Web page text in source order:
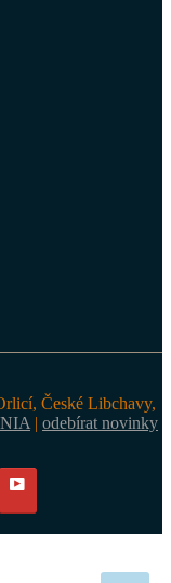
České Libchavy,
| odebírat novinky